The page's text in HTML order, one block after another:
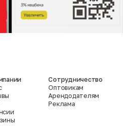
Сотрудничество
Оптовикам
Арендодателям
Реклама